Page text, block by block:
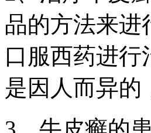
品的方法来进
口服西药进
是因人而异的